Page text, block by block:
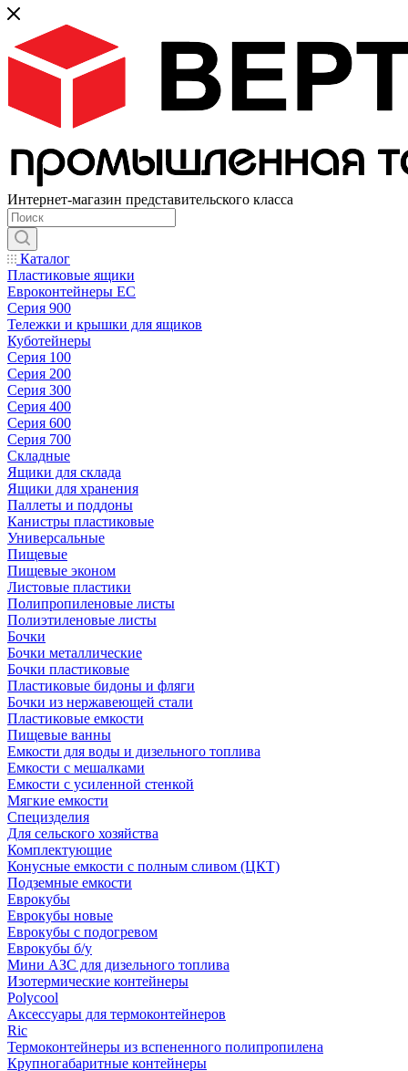
Интернет-магазин представительского класса
Каталог
Пластиковые ящики
Евроконтейнеры ЕС
Серия 900
Тележки и крышки для ящиков
Куботейнеры
Серия 100
Серия 200
Серия 300
Серия 400
Серия 600
Серия 700
Складные
Ящики для склада
Ящики для хранения
Паллеты и поддоны
Канистры пластиковые
Универсальные
Пищевые
Пищевые эконом
Листовые пластики
Полипропиленовые листы
Полиэтиленовые листы
Бочки
Бочки металлические
Бочки пластиковые
Пластиковые бидоны и фляги
Бочки из нержавеющей стали
Пластиковые емкости
Пищевые ванны
Емкости для воды и дизельного топлива
Емкости с мешалками
Емкости с усиленной стенкой
Мягкие емкости
Специзделия
Для сельского хозяйства
Комплектующие
Конусные емкости с полным сливом (ЦКТ)
Подземные емкости
Еврокубы
Еврокубы новые
Еврокубы с подогревом
Еврокубы б/у
Мини АЗС для дизельного топлива
Изотермические контейнеры
Polycool
Аксессуары для термоконтейнеров
Ric
Термоконтейнеры из вспененного полипропилена
Крупногабаритные контейнеры